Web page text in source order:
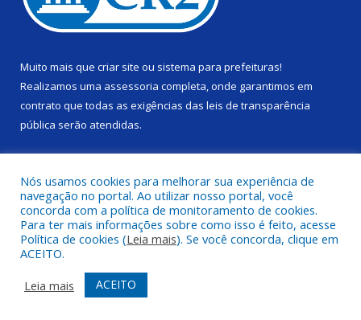
Muito mais que criar site ou sistema para prefeituras!
Realizamos uma assessoria completa, onde garantimos em
contrato que todas as exigências das leis de transparência
pública serão atendidas.
Todos os direitos reservados a Câmara Municipal de Alenquer.
Mapa do Site
Acessar Área Administrativa
Acessar Webmail
Nós usamos cookies para melhorar sua experiência de
navegação no portal. Ao utilizar nosso portal, você
concorda com a política de monitoramento de cookies.
Para ter mais informações sobre como isso é feito, acesse
Política de cookies (Leia mais). Se você concorda, clique em
ACEITO.
Leia mais
ACEITO